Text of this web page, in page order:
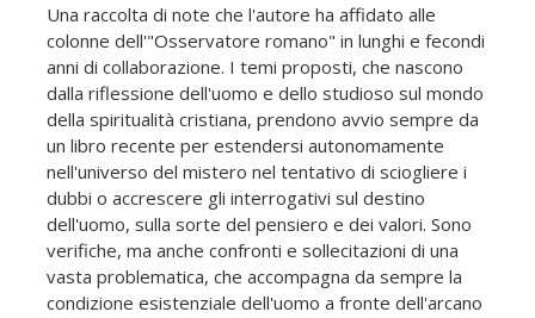
Una raccolta di note che l'autore ha affidato alle
colonne dell'"Osservatore romano" in lunghi e fecondi
anni di collaborazione. I temi proposti, che nascono
dalla riflessione dell'uomo e dello studioso sul mondo
della spiritualità cristiana, prendono avvio sempre da
un libro recente per estendersi autonomamente
nell'universo del mistero nel tentativo di sciogliere i
dubbi o accrescere gli interrogativi sul destino
dell'uomo, sulla sorte del pensiero e dei valori. Sono
verifiche, ma anche confronti e sollecitazioni di una
vasta problematica, che accompagna da sempre la
condizione esistenziale dell'uomo a fronte dell'arcano